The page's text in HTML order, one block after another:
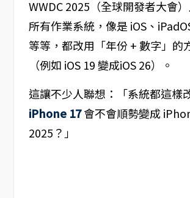
WWDC 2025（全球開發者大會
所有作業系統，像是 iOS、
等等，都改用「年份 + 數字」的
（例如 iOS 19 變成iOS 26）。
這讓不少人聯想：「系統都這樣
iPhone 17會不會順勢變成
2025？」